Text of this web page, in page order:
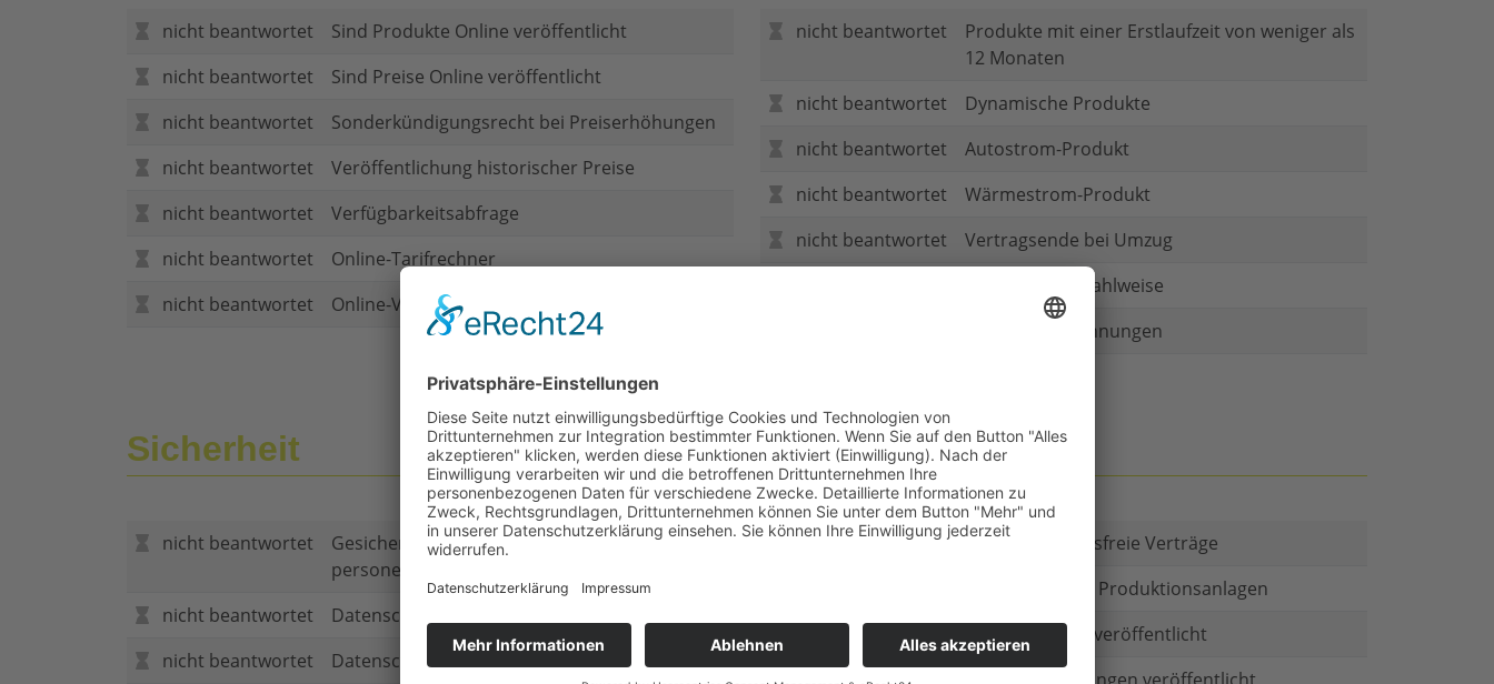
nicht beantwortet
Sind Produkte Online veröffentlicht
nicht beantwortet
Sind Preise Online veröffentlicht
nicht beantwortet
Sonderkündigungsrecht bei Preiserhöhungen
nicht beantwortet
Veröffentlichung historischer Preise
nicht beantwortet
Verfügbarkeitsabfrage
nicht beantwortet
Online-Tarifrechner
nicht beantwortet
Online-Vertragsabschluss
nicht beantwortet
Produkte mit einer Erstlaufzeit von weniger als
12 Monaten
nicht beantwortet
Dynamische Produkte
nicht beantwortet
Autostrom-Produkt
nicht beantwortet
Wärmestrom-Produkt
nicht beantwortet
Vertragsende bei Umzug
Mehr als eine Zahlweise
Gedruckte Rechnungen
Sicherheit
nicht beantwortet
Gesicherte Verbindung bei
personenbezogenen Daten
nicht beantwortet
Datenschutzerklärung
nicht beantwortet
Datenschutzerklärung im Internet
nicht beantwortet
Gibt es Kautionsfreie Verträge
Investitionen in Produktionsanlagen
nicht beantwortet
Geschäftsform veröffentlicht